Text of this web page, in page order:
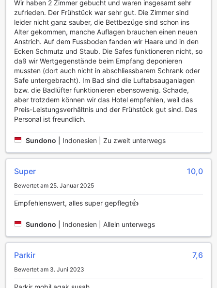
Kleidung frisch und ordentlich zu halten. Darüber hinaus
sorgt der tägliche Reinigungsservice dafür, dass Ihr Zimmer
stets in einladendem Zustand ist.
Sicherheit und Komfort sind im Amaris Hotel Margorejo von
größter Bedeutung. Die Zimmer sind mit einem Safe
ausgestattet, in dem Sie Ihre Wertsachen sicher
aufbewahren können. Der Concierge steht Ihnen jederzeit
zur Verfügung, um Ihnen bei Ihren Anliegen zu helfen, sei
es bei der Buchung von Ausflügen oder der Organisation
von Transport. Bleiben Sie mit kostenlosem WLAN in allen
Zimmern und in den öffentlichen Bereichen verbunden, und
profitieren Sie von einem schnellen Express-Check-in und -
es einen ausgewiesenen Raucherbereich, während Sie Ihr
Gepäck bequem in der Gepäckaufbewahrung lagern
können, während Sie die Umgebung erkunden.
Verkehrsanbindungen im Amaris Hotel Margorejo
Das Amaris Hotel Margorejo in Surabaya bietet seinen
Gästen eine Vielzahl an erstklassigen
Transportmöglichkeiten, die den Aufenthalt so angenehm
wie möglich gestalten. Mit einem kostenlosen Parkplatz vor
Annehmlichkeiten des Hotels ohne Sorgen genießen. Für
diejenigen, die es bevorzugen, selbst zu parken, stehen
flexibel und unabhängig sind.
Wir haben 2 Zimmer gebucht und waren insgesamt sehr
zufrieden. Der Frühstück war sehr gut. Die Zimmer sind
leider nicht ganz sauber, die Bettbezüge sind schon ins
Alter gekommen, manche Auflagen brauchen einen neuen
Anstrich. Auf dem Fussboden fanden wir Haare und in den
Ecken Schmutz und Staub. Die Safes funktioneren nicht, so
daß wir Wertgegenstände beim Empfang deponieren
mussten (dort auch nicht in abschliessbarem Schrank oder
Safe untergebracht). Im Bad sind die Luftabsauganlagen
bzw. die Badlüfter funktionieren ebensowenig. Schade,
aber trotzdem können wir das Hotel empfehlen, weil das
Preis-Leistungsverhältnis und der Frühstück gut sind. Das
Personal ist freundlich.
Sundono Indonesien | Zu zweit unterwegs
Super 10,0
Bewertet am 25. Januar 2025
Empfehlenswert, alles super gepflegt👍
Sundono Indonesien | Allein unterwegs
Parkir 7,6
Bewertet am 3. Juni 2023